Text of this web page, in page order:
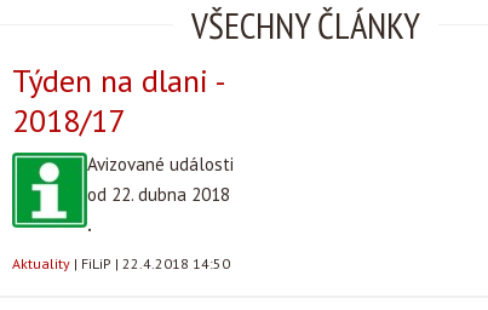
VŠECHNY ČLÁNKY
Týden na dlani -
2018/17
Avizované události
od 22. dubna 2018
.
Aktuality | FiLiP | 22.4.2018 14:50